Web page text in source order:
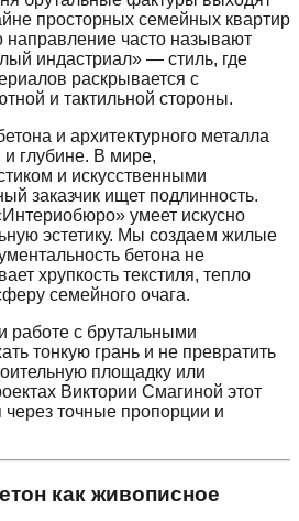
просторных семейных квартир
направление часто называют
индастриал» — стиль, где
раскрывается с
и тактильной стороны.
и архитектурного металла
и глубине. В мире,
и искусственными
заказчик ищет подлинность.
умеет искусно
эстетику. Мы создаем жилые
бетона не
хрупкость текстиля, тепло
семейного очага.
работе с брутальными
тонкую грань и не превратить
площадку или
Виктории Смагиной этот
через точные пропорции и
как живописное